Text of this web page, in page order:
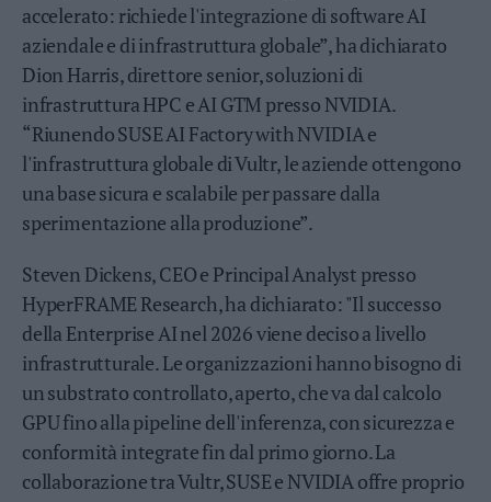
accelerato: richiede l'integrazione di software AI
aziendale e di infrastruttura globale”, ha dichiarato
Dion Harris, direttore senior, soluzioni di
infrastruttura HPC e AI GTM presso NVIDIA.
“Riunendo SUSE AI Factory with NVIDIA e
l'infrastruttura globale di Vultr, le aziende ottengono
una base sicura e scalabile per passare dalla
sperimentazione alla produzione”.
Steven Dickens, CEO e Principal Analyst presso
HyperFRAME Research, ha dichiarato: "Il successo
della Enterprise AI nel 2026 viene deciso a livello
infrastrutturale. Le organizzazioni hanno bisogno di
un substrato controllato, aperto, che va dal calcolo
GPU fino alla pipeline dell'inferenza, con sicurezza e
conformità integrate fin dal primo giorno. La
collaborazione tra Vultr, SUSE e NVIDIA offre proprio